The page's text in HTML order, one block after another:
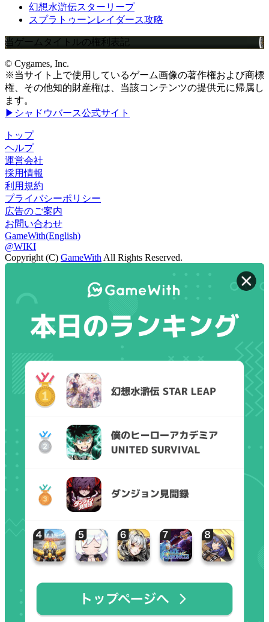
幻想水滸伝スターリープ
スプラトゥーンレイダース攻略
当ゲームタイトルの権利表記
© Cygames, Inc.
※当サイト上で使用しているゲーム画像の著作権および商標
権、その他知的財産権は、当該コンテンツの提供元に帰属し
ます。
▶シャドウバース公式サイト
トップ
ヘルプ
運営会社
採用情報
利用規約
プライバシーポリシー
広告のご案内
お問い合わせ
GameWith(English)
@WIKI
Copyright (C) GameWith All Rights Reserved.